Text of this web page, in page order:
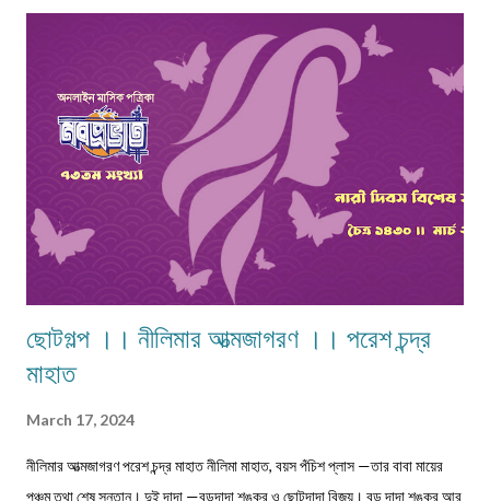
।। সুমন বিপ্লব ফিচার ।। চা দিবস ।। অশোক বন্দ্যোপাধ্যায় ফিচার ।। বর্তমান
প্রেক্ষাপটে আন্তর্জাতিক জীববৈচিত্... রম্যনাটিকা ।। পাত্র দেখা ।। সুশীল বন্দ্যোপাধ্যায়
ভ্রমণকাহিনি মাজান্দারান: কাস্পিয়ান সাগরের তীর... ঝরণার গান শুনতে ।। ...
ছোটগল্প ।। নীলিমার আত্মজাগরণ ।। পরেশ চন্দ্র
মাহাত
March 17, 2024
নীলিমার আত্মজাগরণ পরেশ চন্দ্র মাহাত নীলিমা মাহাত, বয়স পঁচিশ প্লাস —তার বাবা মায়ের
পঞ্চম তথা শেষ সন্তান। দুই দাদা —বড়দাদা শঙ্কর ও ছোটদাদা বিজয়। বড় দাদা শঙ্কর আর